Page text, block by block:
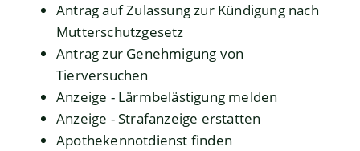
Antrag auf Zulassung zur Kündigung nach
Mutterschutzgesetz
Antrag zur Genehmigung von
Tierversuchen
Anzeige - Lärmbelästigung melden
Anzeige - Strafanzeige erstatten
Apothekennotdienst finden